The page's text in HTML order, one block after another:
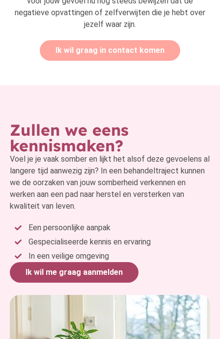
negatieve opvattingen of zelfverwijten die je hebt over
jezelf waar zijn.
Ik wil graag in contact komen
Zullen we eens
kennismaken?
Voel je je vaak somber en lijkt het alsof deze gevoelens al
langere tijd aanwezig zijn? In een behandeltraject kunnen
we de oorzaken van jouw somberheid verkennen en
werken aan een pad naar herstel en versterken van
kwaliteit van leven.
Een persoonlijke aanpak
Gespecialiseerde kennis en ervaring
In een veilige omgeving
Ik wil me graag aanmelden